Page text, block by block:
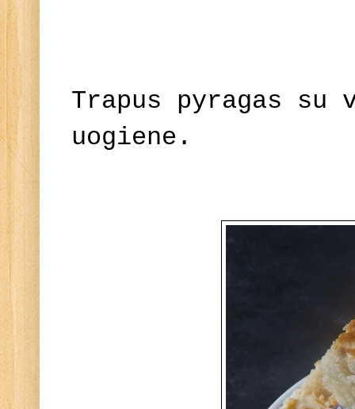
Trapus pyragas
uogiene.